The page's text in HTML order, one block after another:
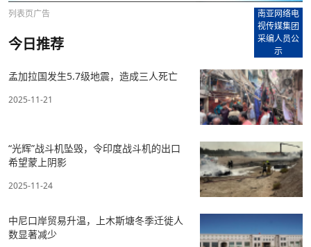
列表页广告
南亚网络电
视传媒集团
采编人员公
示
今日推荐
孟加拉国发生5.7级地震，造成三人死亡
2025-11-21
“光辉”战斗机坠毁，令印度战斗机的出口
希望蒙上阴影
2025-11-24
中尼口岸贸易升温，上木斯塘冬季迁徙人
数显著减少